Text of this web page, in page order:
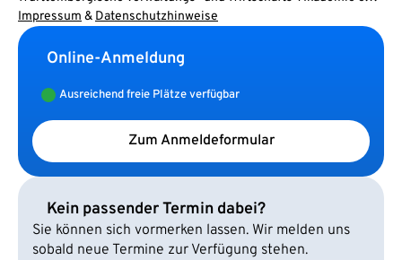
Impressum & Datenschutzhinweise
Online-Anmeldung
Ausreichend freie Plätze verfügbar
Zum Anmeldeformular
Kein passender Termin dabei?
Sie können sich vormerken lassen. Wir melden uns
sobald neue Termine zur Verfügung stehen.